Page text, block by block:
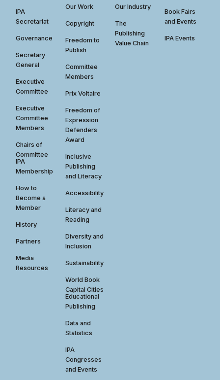
IPA
Secretariat
Governance
Secretary
General
Executive
Committee
Executive
Committee
Members
Chairs of
Committee
IPA
Membership
How to
Become a
Member
History
Partners
Media
Resources
Our Work
Copyright
Freedom to
Publish
Committee
Members
Prix Voltaire
Freedom of
Expression
Defenders
Award
Inclusive
Publishing
and Literacy
Accessibility
Literacy and
Reading
Diversity and
Inclusion
Sustainability
World Book
Capital Cities
Educational
Publishing
Data and
Statistics
IPA
Congresses
and Events
Our Industry
The
Publishing
Value Chain
Book Fairs
and Events
IPA Events